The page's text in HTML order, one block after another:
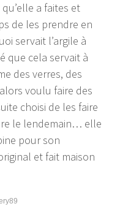
a faites et
de les prendre en
servait l’argile à
que cela servait à
des verres, des
voulu faire des
choisi de les faire
le lendemain… elle
pour son
et fait maison